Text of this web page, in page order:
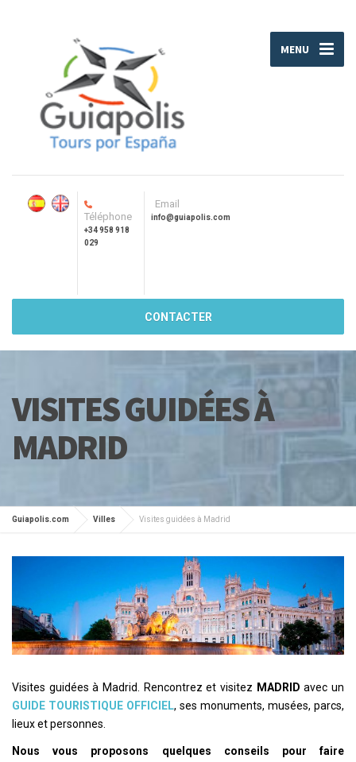
MENU
Téléphone
+34 958 918
029
Email
info@guiapolis.com
CONTACTER
VISITES GUIDÉES À
MADRID
Guiapolis.com Villes Visites guidées à Madrid
Visites guidées à Madrid. Rencontrez et visitez MADRID avec un
GUIDE TOURISTIQUE OFFICIEL, ses monuments, musées, parcs,
lieux et personnes.
Nous vous proposons quelques conseils pour faire